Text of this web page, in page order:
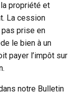
propriété et
La cession
pas prise en
le bien à un
payer l’impôt sur
notre Bulletin